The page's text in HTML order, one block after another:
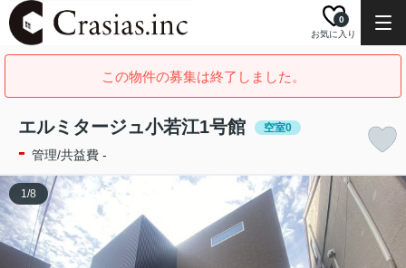
お気に入り
0
この物件の募集は終了しました。
エルミタージュ小若江1号館 空室0
- 管理/共益費 -
1/8